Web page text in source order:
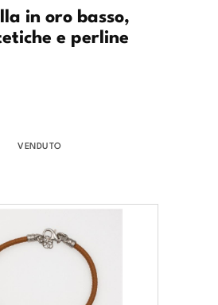
in oro basso,
e perline
VENDUTO